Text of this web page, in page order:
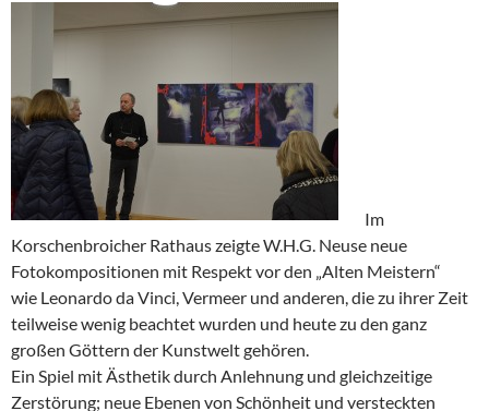
Im
Korschenbroicher Rathaus zeigte W.H.G. Neuse neue
Fotokompositionen mit Respekt vor den „Alten Meistern“
wie Leonardo da Vinci, Vermeer und anderen, die zu ihrer Zeit
teilweise wenig beachtet wurden und heute zu den ganz
großen Göttern der Kunstwelt gehören.
Ein Spiel mit Ästhetik durch Anlehnung und gleichzeitige
Zerstörung; neue Ebenen von Schönheit und versteckten